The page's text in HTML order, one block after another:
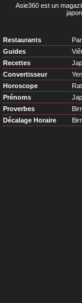
Asie360 est un
Restaurants
Guides
Recettes
Convertisseur
Horoscope
Rat
Prénoms
Proverbes
Décalage Horaire